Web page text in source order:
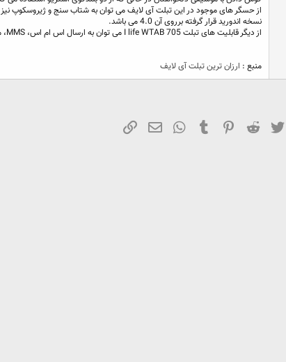
از حسگر های موجود در این تبلت آی لایف می توان به شتاب سنج و ژیروسکوپ نیز
نسخه اندورید قرار گرفته برروی آن 4.0 می باشد.
از دیگر قابلیت های تبلت I life WTAB 705 می توان به ارسال اس ام اس، MMS، مایکروسافت آفیس، ارسال و دریافت ایمیل وخواندن فایل های PDF شاره کرد.
منبع : ارزان ترین تبلت آی لایف
تویتر Reddit
Pinterest
Tumblr
WhatsApp
ایمیل